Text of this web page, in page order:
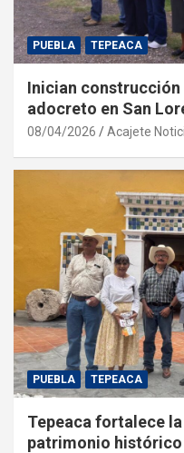
PUEBLA TEPEACA
Inician
adocreto en San
08/04/2026 Acajete
PUEBLA TEPEACA
Tepeaca fortalece
patrimonio